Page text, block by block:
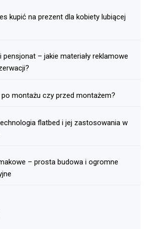
kupić na prezent dla kobiety lubiącej
pensjonat – jakie materiały reklamowe
montażu czy przed montażem?
flatbed i jej zastosowania w
– prosta budowa i ogromne